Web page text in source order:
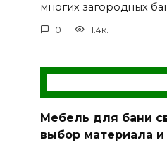
многих загородных
0 1.4к.
Мебель для бани
выбор материала и